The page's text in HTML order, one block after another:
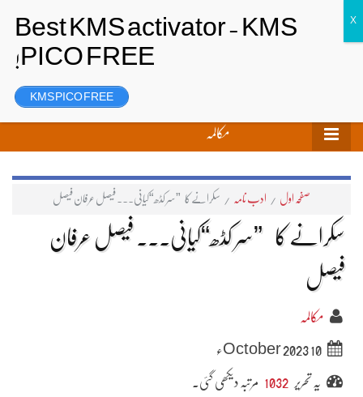
رجسٹر
مکالمہ
صفحہ اول / ادب نامہ / سکرانے کا ”سر کڈھ“کیانی۔۔۔ فیصل عرفان فیصل
سکرانے کا ”سر کڈھ“کیانی۔۔۔ فیصل عرفان
فیصل
مکالمہ
10 October 2023ء
یہ تحریر 1032 مرتبہ دیکھی گئی۔
KMS PICO FREE